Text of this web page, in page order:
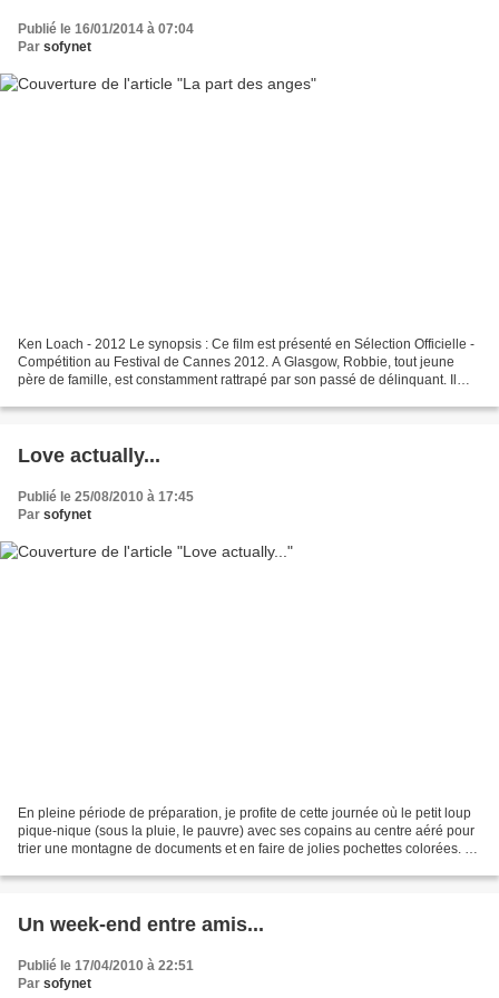
Publié le 16/01/2014 à 07:04
Par sofynet
Ken Loach - 2012 Le synopsis : Ce film est présenté en Sélection Officielle -
Compétition au Festival de Cannes 2012. A Glasgow, Robbie, tout jeune
père de famille, est constamment rattrapé par son passé de délinquant. Il
Love actually...
Publié le 25/08/2010 à 17:45
Par sofynet
En pleine période de préparation, je profite de cette journée où le petit loup
pique-nique (sous la pluie, le pauvre) avec ses copains au centre aéré pour
trier une montagne de documents et en faire de jolies pochettes colorées. Et
Un week-end entre amis...
Publié le 17/04/2010 à 22:51
Par sofynet